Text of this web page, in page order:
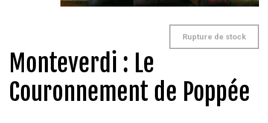
Rupture de stock
Monteverdi : Le
Couronnement de Poppée